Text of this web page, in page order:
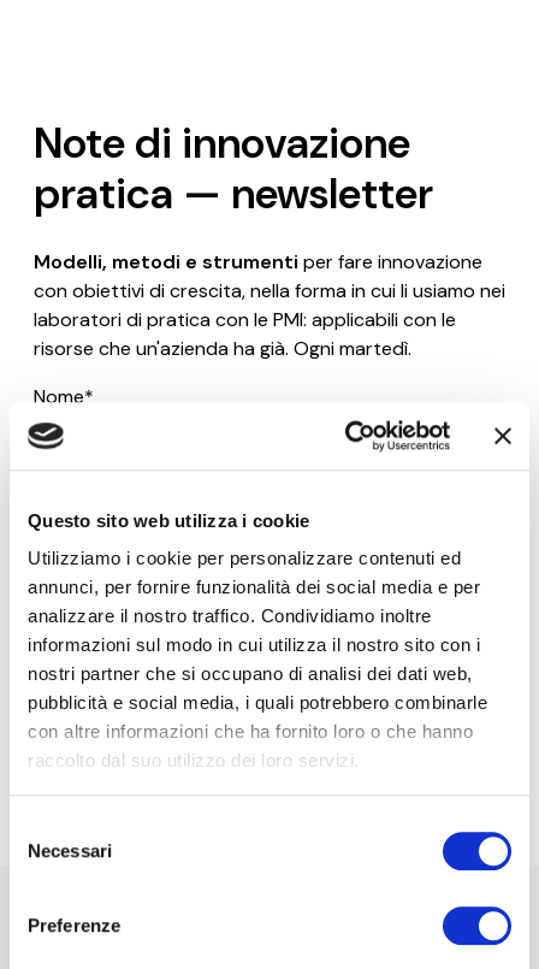
Questo sito web utilizza i cookie
Utilizziamo i cookie per personalizzare contenuti ed
annunci, per fornire funzionalità dei social media e per
analizzare il nostro traffico. Condividiamo inoltre
informazioni sul modo in cui utilizza il nostro sito con i
nostri partner che si occupano di analisi dei dati web,
pubblicità e social media, i quali potrebbero combinarle
con altre informazioni che ha fornito loro o che hanno
raccolto dal suo utilizzo dei loro servizi.
delNecessari
Preferenze
Note di innovazione
pratica — newsletter
Modelli, metodi e strumenti per fare innovazione
con obiettivi di crescita, nella forma in cui li usiamo nei
laboratori di pratica con le PMI: applicabili con le
risorse che un'azienda ha già. Ogni martedì.
Nome*
Ai sensi e per gli effetti degli artt. 6, 7, 12, 13 del
Regolamento UE 2016/679 – GDPR. Esprimo il
consenso al trattamento dati per finalità B), attività
di marketing diretto dell'informativa per il
trattamento dei dati personali.
Iscriviti alla Newsletter
Stai navigando la versione beta di 0-10x / Innovation